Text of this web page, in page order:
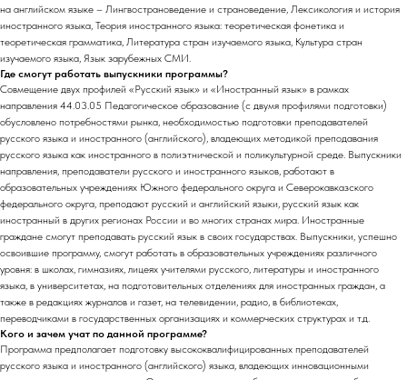
на английском языке – Лингвострановедение и страноведение, Лексикология и история
иностранного языка, Теория иностранного языка: теоретическая фонетика и
теоретическая грамматика, Литература стран изучаемого языка, Культура стран
изучаемого языка, Язык зарубежных СМИ.
Где смогут работать выпускники программы?
Совмещение двух профилей «Русский язык» и «Иностранный язык» в рамках
направления 44.03.05 Педагогическое образование (с двумя профилями подготовки)
обусловлено потребностями рынка, необходимостью подготовки преподавателей
русского языка и иностранного (английского), владеющих методикой преподавания
русского языка как иностранного в полиэтнической и поликультурной среде. Выпускники
направления, преподаватели русского и иностранного языков, работают в
образовательных учреждениях Южного федерального округа и Северокавказского
федерального округа, преподают русский и английский языки, русский язык как
иностранный в других регионах России и во многих странах мира. Иностранные
граждане смогут преподавать русский язык в своих государствах. Выпускники, успешно
освоившие программу, смогут работать в образовательных учреждениях различного
уровня: в школах, гимназиях, лицеях учителями русского, литературы и иностранного
языка, в университетах, на подготовительных отделениях для иностранных граждан, а
также в редакциях журналов и газет, на телевидении, радио, в библиотеках,
переводчиками в государственных организациях и коммерческих структурах и т.д.
Кого и зачем учат по данной программе?
Программа предполагает подготовку высококвалифицированных преподавателей
русского языка и иностранного (английского) языка, владеющих инновационными